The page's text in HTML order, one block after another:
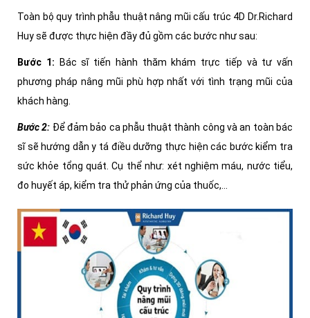
Toàn bộ quy trình phẫu thuật nâng mũi cấu trúc 4D Dr.Richard
Huy sẽ được thực hiện đầy đủ gồm các bước như sau:
Bước 1:
Bác sĩ tiến hành thăm khám trực tiếp và tư vấn
phương pháp nâng mũi phù hợp nhất với tình trạng mũi của
khách hàng.
Bước 2: Để đảm bảo ca phẫu thuật thành công và an toàn bác
sĩ sẽ hướng dẫn y tá điều dưỡng thực hiện các bước kiểm tra
sức khỏe tổng quát. Cụ thể như: xét nghiệm máu, nước tiểu,
đo huyết áp, kiểm tra thử phản ứng của thuốc,...